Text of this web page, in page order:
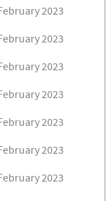
2023
2023
2023
2023
2023
2023
2023